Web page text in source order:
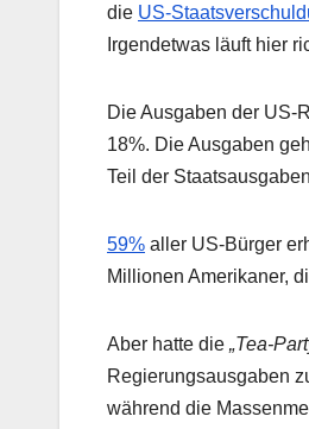
die US-
Irgendetwas läuft hier
Die Ausgaben der US-
18%. Die Ausgaben
Teil der
59% aller US-Bürger
Millionen Amerikaner,
Aber hatte die „Tea-
Regierungsausgaben
während die